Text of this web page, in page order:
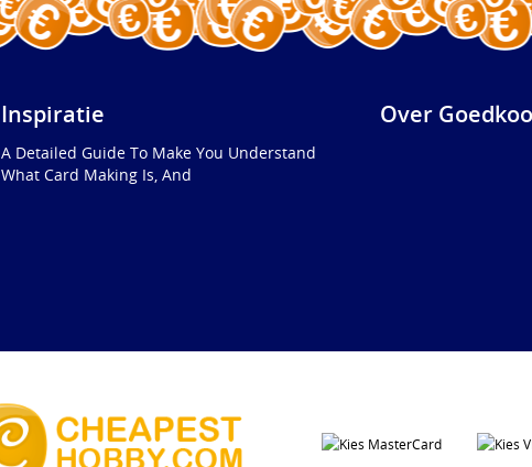
Inspiratie
A Detailed Guide To Make You Understand
What Card Making Is, And
Over